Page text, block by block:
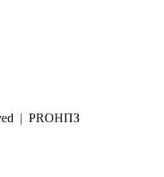
| PROНПЗ